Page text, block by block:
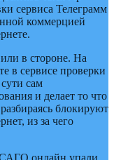
сервиса Телеграмм
коммерцией
в стороне. На
в сервисе проверки
сам
и делает то что
блокируют
из за чего
онлайн упали